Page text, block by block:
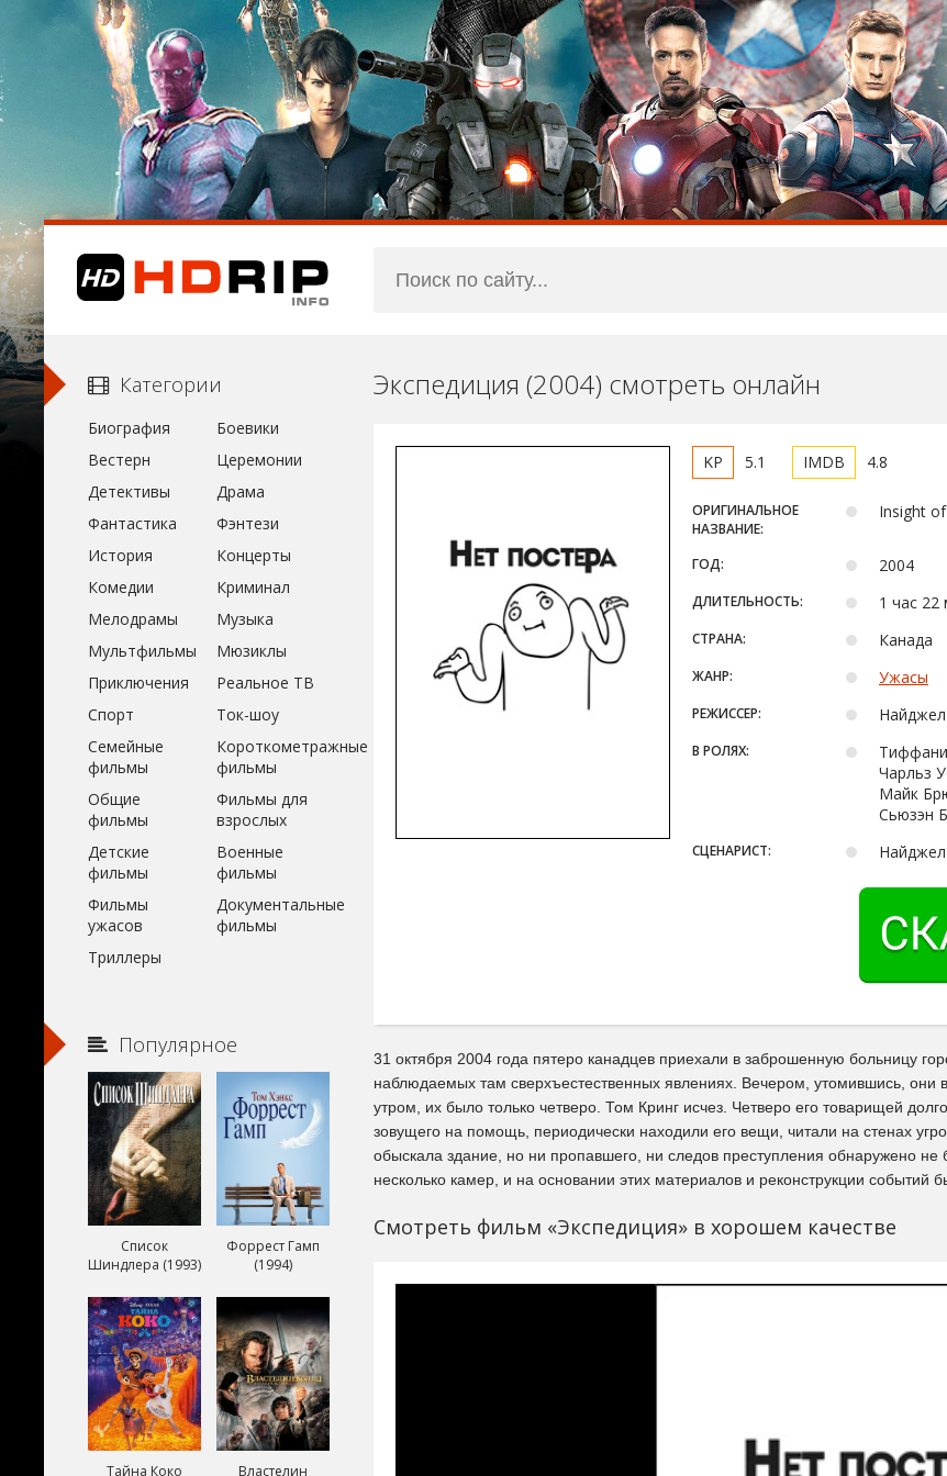
Экспедиция (2004) смотреть онлайн
5.1 4.8
ОРИГИНАЛЬНОЕ
НАЗВАНИЕ:
Insight of
ГОД: 2004
ДЛИТЕЛЬНОСТЬ: 1 час 22
СТРАНА: Канада
ЖАНР: Ужасы
РЕЖИССЕР:
В РОЛЯХ:
Чарльз
Майк
Сьюзэн
СЦЕНАРИСТ:
31 октября 2004 года пятеро канадцев приехали в заброшенную больницу
наблюдаемых там сверхъестественных явлениях. Вечером, утомившись, они
утром, их было только четверо. Том Кринг исчез. Четверо его товарищей
зовущего на помощь, периодически находили его вещи, читали на стенах
обыскала здание, но ни пропавшего, ни следов преступления обнаружено
несколько камер, и на основании этих материалов и реконструкции событий
Смотреть фильм «Экспедиция» в хорошем качестве
Категории
Биография
Боевики
Вестерн
Церемонии
Детективы
Драма
Фантастика
Фэнтези
История
Концерты
Комедии
Криминал
Мелодрамы
Музыка
Мультфильмы
Мюзиклы
Приключения
Реальное ТВ
Спорт
Ток-шоу
Семейные
фильмы
Короткометражные
фильмы
Общие
фильмы
Фильмы для
взрослых
Детские
фильмы
Военные
фильмы
Фильмы
ужасов
Документальные
фильмы
Триллеры
Популярное
Список
Шиндлера (1993)
Форрест Гамп
(1994)
Тайна Коко
Властелин